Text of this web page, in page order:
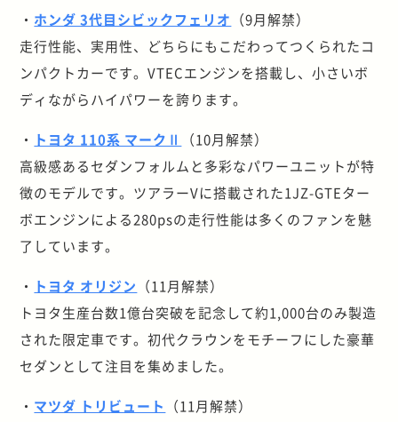
・ ホンダ 3代目シビックフェリオ （9月解禁）
走行性能、実用性、どちらにもこだわってつくられたコ
ンパクトカーです。VTECエンジンを搭載し、小さいボ
ディながらハイパワーを誇ります。
・ トヨタ 110系 マークⅡ
（10月解禁）
高級感あるセダンフォルムと多彩なパワーユニットが特
徴のモデルです。ツアラーVに搭載された1JZ-GTEター
ボエンジンによる280psの走行性能は多くのファンを魅
了しています。
・ トヨタ オリジン （11月解禁）
トヨタ生産台数1億台突破を記念して約1,000台のみ製造
された限定車です。初代クラウンをモチーフにした豪華
セダンとして注目を集めました。
・ マツダ トリビュート
（11月解禁）